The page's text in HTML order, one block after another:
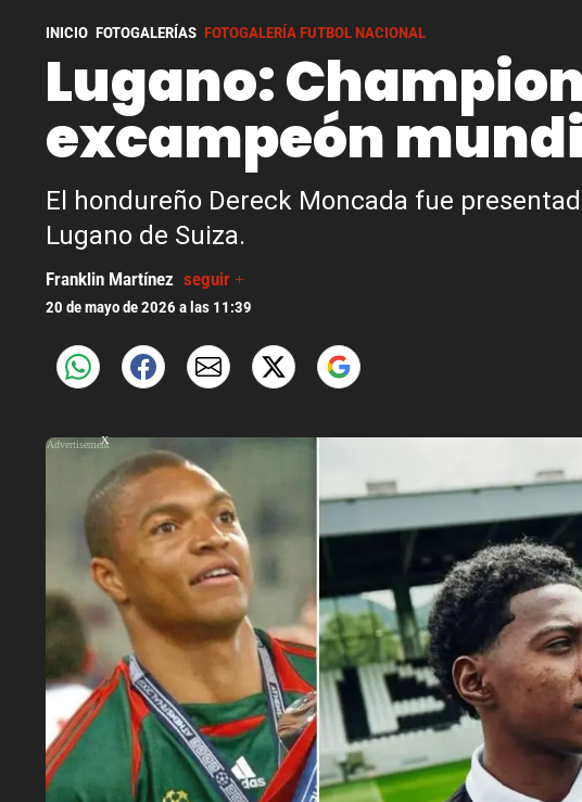
INICIO FOTOGALERÍAS FOTOGALERÍA FUTBOL NACIONAL
Lugano:
excampeón
El hondureño Dereck Moncada fue
Lugano de Suiza.
Franklin Martínez seguir +
20 de mayo de 2026 a las 11:39
X